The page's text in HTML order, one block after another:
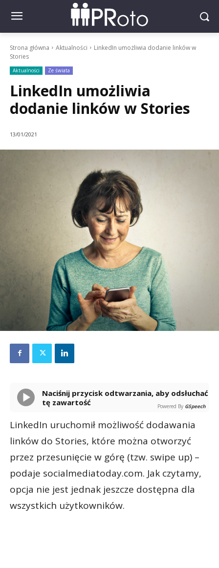
Strona główna Aktualności
LinkedIn umożliwia dodanie linków w
Stories
Aktualności Ze świata
LinkedIn umożliwia
dodanie linków w Stories
13/01/2021
Naciśnij przycisk odtwarzania, aby odsłuchać
tę zawartość
Powered By GSpeech
LinkedIn uruchomił możliwość dodawania
linków do Stories, które można otworzyć
przez przesunięcie w górę (tzw. swipe up) –
podaje socialmediatoday.com. Jak czytamy,
opcja nie jest jednak jeszcze dostępna dla
wszystkich użytkowników.